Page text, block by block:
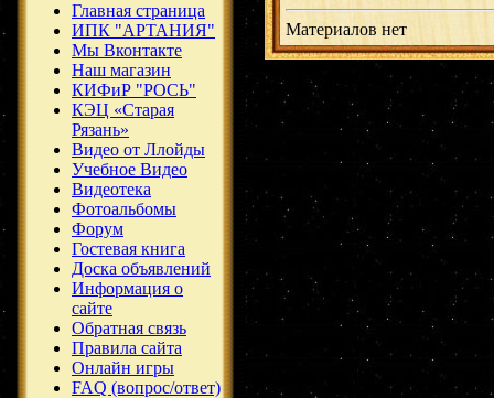
Главная страница
ИПК "АРТАНИЯ"
Мы Вконтакте
Наш магазин
КИФиР "РОСЬ"
КЭЦ «Старая
Рязань»
Видео от Ллойды
Учебное Видео
Видеотека
Фотоальбомы
Форум
Гостевая книга
Доска объявлений
Информация о
сайте
Обратная связь
Правила сайта
Онлайн игры
FAQ (вопрос/ответ)
Материалов нет